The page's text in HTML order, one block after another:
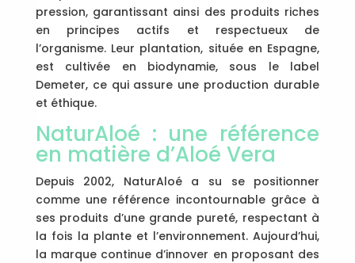
pression, garantissant ainsi des produits riches
en principes actifs et respectueux de
l’organisme. Leur plantation, située en Espagne,
est cultivée en biodynamie, sous le label
Demeter, ce qui assure une production durable
et éthique.
NaturAloé : une référence
en matière d’Aloé Vera
Depuis 2002, NaturAloé a su se positionner
comme une référence incontournable grâce à
ses produits d’une grande pureté, respectant à
la fois la plante et l’environnement. Aujourd’hui,
la marque continue d’innover en proposant des